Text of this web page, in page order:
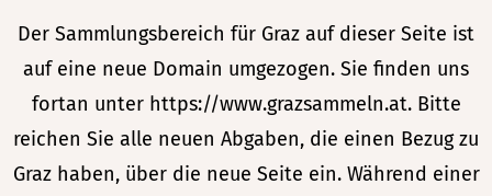
Der Sammlungsbereich für Graz auf dieser Seite ist
auf eine neue Domain umgezogen. Sie finden uns
fortan unter https://www.grazsammeln.at. Bitte
reichen Sie alle neuen Abgaben, die einen Bezug zu
Graz haben, über die neue Seite ein. Während einer